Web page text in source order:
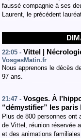
faussé compagnie à ses
Laurent, le précédent
22:05 - Vittel |
VosgesMatin.fr
Nous apprenons le décès
97 ans.
21:47 - Vosges. À
“démystifier” les paris
Plus de 800 personnes ont
de Vittel, réunion réservée
et des animations